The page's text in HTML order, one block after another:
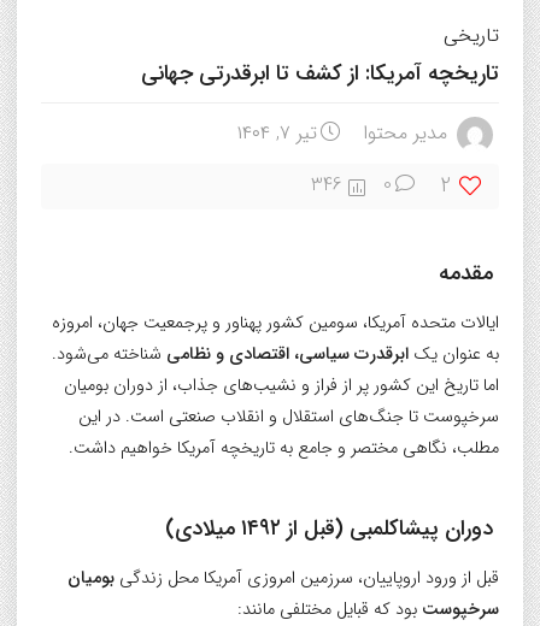
تاریخی
تاریخچه آمریکا: از کشف تا ابرقدرتی جهانی
مدیر محتوا تیر ۷, ۱۴۰۴
2
0
346
مقدمه
ایالات متحده آمریکا، سومین کشور پهناور و پرجمعیت جهان، امروزه
به عنوان یک ابرقدرت سیاسی، اقتصادی و نظامی شناخته می‌شود.
اما تاریخ این کشور پر از فراز و نشیب‌های جذاب، از دوران بومیان
سرخپوست تا جنگ‌های استقلال و انقلاب صنعتی است. در این
مطلب، نگاهی مختصر و جامع به تاریخچه آمریکا خواهیم داشت.
دوران پیشاکلمبی (قبل از ۱۴۹۲ میلادی)
قبل از ورود اروپاییان، سرزمین امروزی آمریکا محل زندگی بومیان
سرخپوست بود که قبایل مختلفی مانند: